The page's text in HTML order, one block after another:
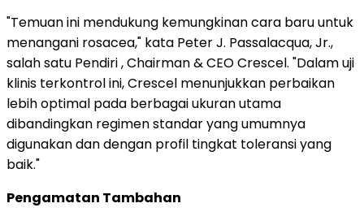
"Temuan ini mendukung kemungkinan cara baru untuk
menangani rosacea," kata Peter J. Passalacqua, Jr.,
salah satu Pendiri , Chairman & CEO Crescel. "Dalam uji
klinis terkontrol ini, Crescel menunjukkan perbaikan
lebih optimal pada berbagai ukuran utama
dibandingkan regimen standar yang umumnya
digunakan dan dengan profil tingkat toleransi yang
baik."
Pengamatan Tambahan